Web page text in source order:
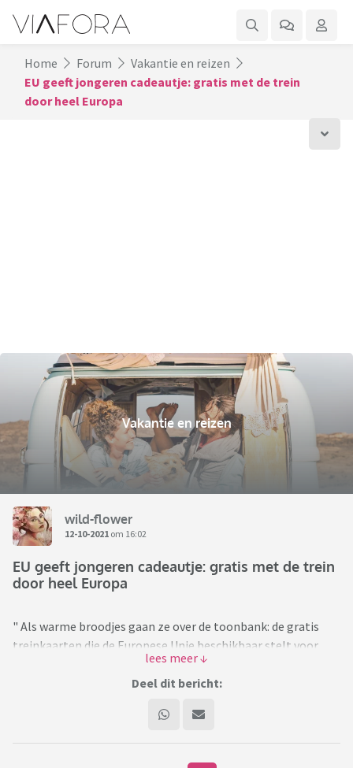
Home Forum
Vakantie en reizen
EU geeft jongeren cadeautje: gratis met de trein
door heel Europa
Vakantie en reizen
wild-flower
12-10-2021 om 16:02
EU geeft jongeren cadeautje: gratis met de trein
door heel Europa
" Als warme broodjes gaan ze over de toonbank: de gratis
treinkaarten die de Europese Unie beschikbaar stelt voor
reizen. De inschrijving voor de zogeheten DiscoverEU-actie
Deel dit bericht: